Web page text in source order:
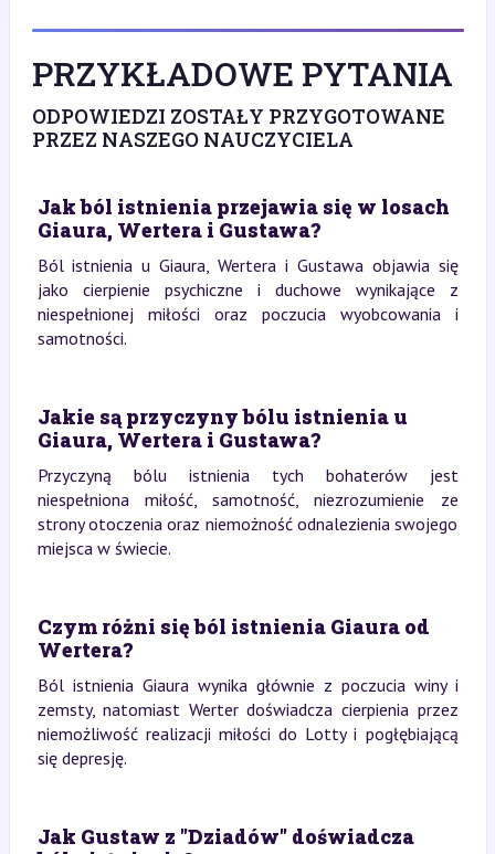
PRZYKŁADOWE PYTANIA
ODPOWIEDZI ZOSTAŁY PRZYGOTOWANE
PRZEZ NASZEGO NAUCZYCIELA
Jak ból istnienia przejawia się w losach
Giaura, Wertera i Gustawa?
Ból istnienia u Giaura, Wertera i Gustawa objawia się
jako cierpienie psychiczne i duchowe wynikające z
niespełnionej miłości oraz poczucia wyobcowania i
samotności.
Jakie są przyczyny bólu istnienia u
Giaura, Wertera i Gustawa?
Przyczyną bólu istnienia tych bohaterów jest
niespełniona miłość, samotność, niezrozumienie ze
strony otoczenia oraz niemożność odnalezienia swojego
miejsca w świecie.
Czym różni się ból istnienia Giaura od
Wertera?
Ból istnienia Giaura wynika głównie z poczucia winy i
zemsty, natomiast Werter doświadcza cierpienia przez
niemożliwość realizacji miłości do Lotty i pogłębiającą
się depresję.
Jak Gustaw z "Dziadów" doświadcza